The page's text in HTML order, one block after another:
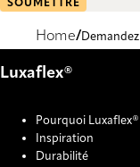
SOUMETTRE
Home
Luxaflex®
Pourquoi Luxaflex®
Inspiration
Durabilité